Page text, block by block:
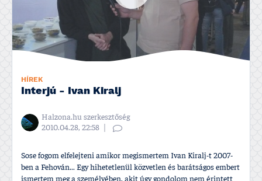
HÍREK
Interjú - Ivan Kiralj
Halzona.hu szerkesztőség
2010.04.28, 22:58
Sose fogom elfelejteni amikor megismertem Ivan Kiralj-t 2007-
ben a Fehován... Egy hihetetlenül közvetlen és barátságos embert
ismertem meg a személyében, akit úgy gondolom nem érintett